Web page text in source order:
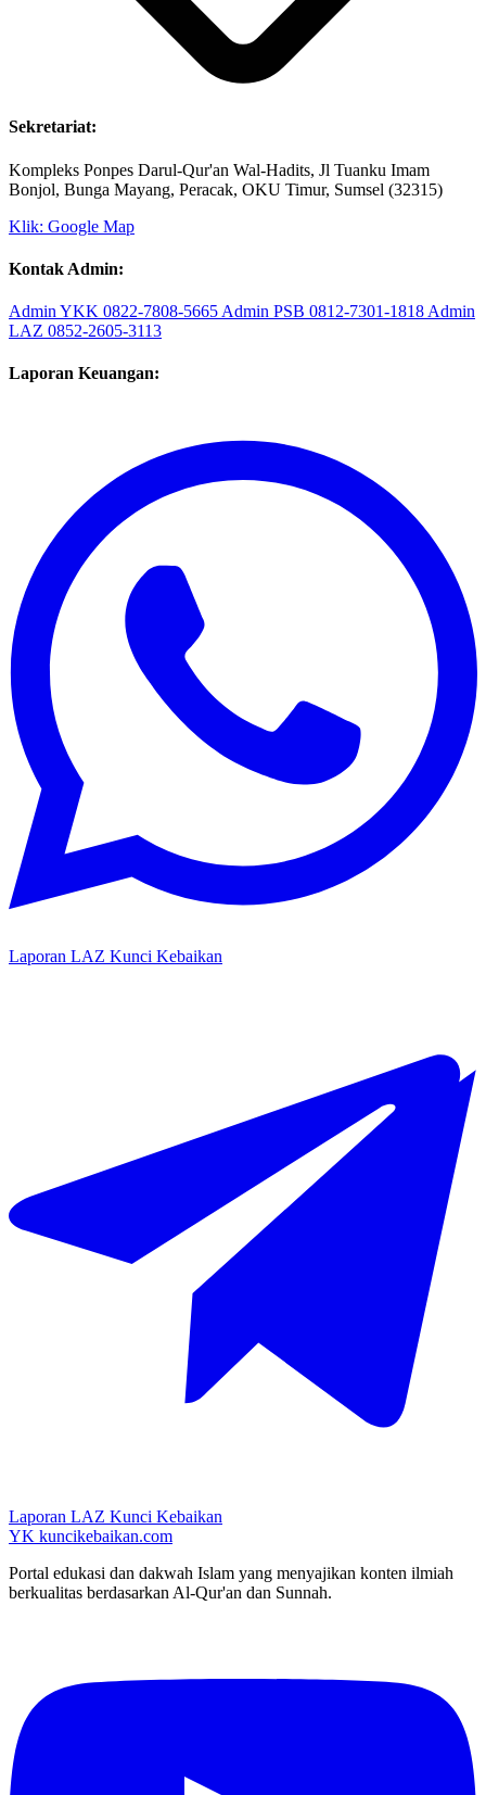
Sekretariat:
Kompleks Ponpes Darul-Qur'an Wal-Hadits, Jl Tuanku Imam
Bonjol, Bunga Mayang, Peracak, OKU Timur, Sumsel (32315)
Klik: Google Map
Kontak Admin:
Admin YKK 0822-7808-5665 Admin PSB 0812-7301-1818 Admin
LAZ 0852-2605-3113
Laporan Keuangan:
Laporan LAZ Kunci Kebaikan
Laporan LAZ Kunci Kebaikan
YK kuncikebaikan.com
Portal edukasi dan dakwah Islam yang menyajikan konten ilmiah
berkualitas berdasarkan Al-Qur'an dan Sunnah.